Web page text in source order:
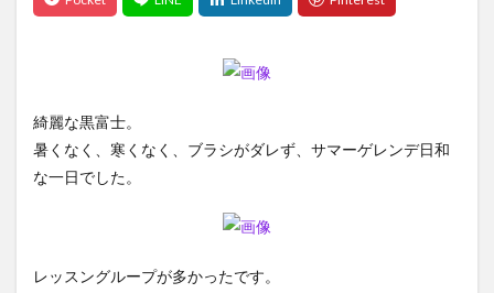
綺麗な黒富士。
暑くなく、寒くなく、ブラシがダレず、サマーゲレンデ日和
な一日でした。
レッスングループが多かったです。